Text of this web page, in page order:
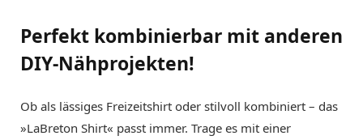
Perfekt kombinierbar mit anderen
DIY-Nähprojekten!
Ob als lässiges Freizeitshirt oder stilvoll kombiniert – das
»LaBreton Shirt« passt immer. Trage es mit einer